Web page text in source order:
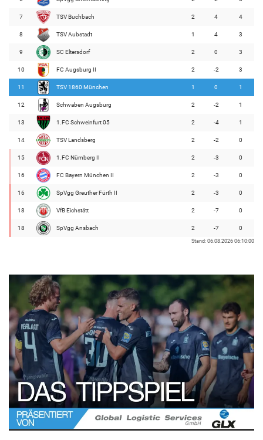
7 TSV Buchbach 2 4 4
8 TSV Aubstadt 1 4 3
9 SC Eltersdorf 2 0 3
10 FC Augsburg II 2 -2 3
11 TSV 1860 München 1 0 1
12 Schwaben Augsburg 2 -2 1
13 1.FC Schweinfurt 05 2 -4 1
14 TSV Landsberg 2 -2 0
15 1.FC Nürnberg II 2 -3 0
16 FC Bayern München II 2 -3 0
16 SpVgg Greuther Fürth II 2 -3 0
18 VfB Eichstätt 2 -7 0
18 SpVgg Ansbach 2 -7 0
Stand: 06.08.2026 06:10:00